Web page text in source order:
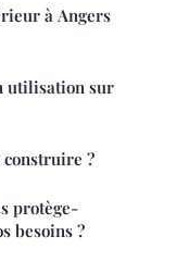
à Angers
utilisation sur
?
protège-
besoins ?